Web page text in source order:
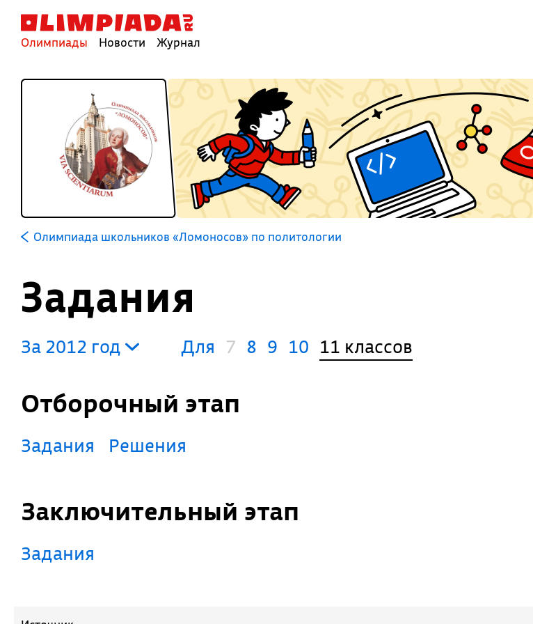
Олимпиады Новости Журнал
Олимпиада школьников «Ломоносов» по политологии
Задания
За 2012 год Для 7 8 9 10 11 классов
Отборочный этап
Задания Решения
Заключительный этап
Задания